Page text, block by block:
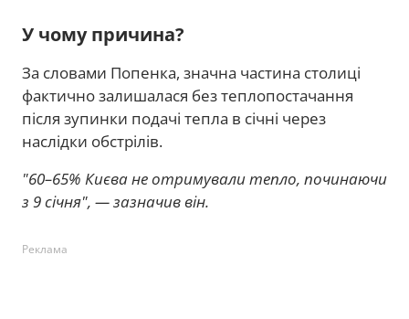
У чому причина?
За словами Попенка, значна частина столиці
фактично залишалася без теплопостачання
після зупинки подачі тепла в січні через
наслідки обстрілів.
"60–65% Києва не отримували тепло, починаючи
з 9 січня", — зазначив він.
Реклама